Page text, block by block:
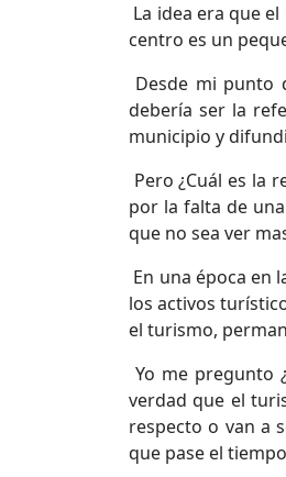
La idea era que
centro es un
Desde mi punto
debería ser la
municipio y
Pero ¿Cuál es la
por la falta de
que no sea ver
En una época en
los activos
el turismo,
Yo me pregunto
verdad que el
respecto o van a
que pase el